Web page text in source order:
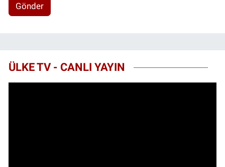
Gönder
ÜLKE TV - CANLI YAYIN